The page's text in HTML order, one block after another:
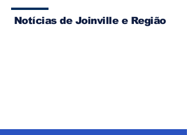
Notícias de Joinville e Região